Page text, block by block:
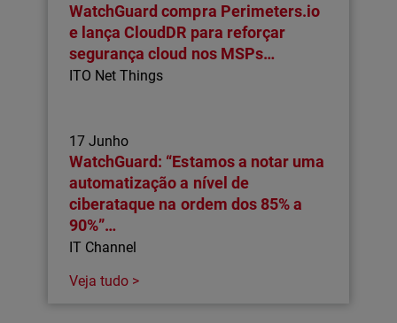
WatchGuard compra Perimeters.io
e lança CloudDR para reforçar
segurança cloud nos MSPs…
ITO Net Things
17 Junho
WatchGuard: “Estamos a notar uma
automatização a nível de
ciberataque na ordem dos 85% a
90%”…
IT Channel
Veja tudo >